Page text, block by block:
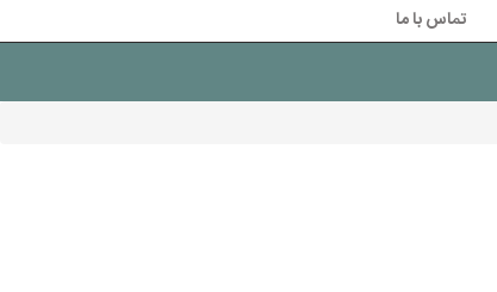
تماس با ما